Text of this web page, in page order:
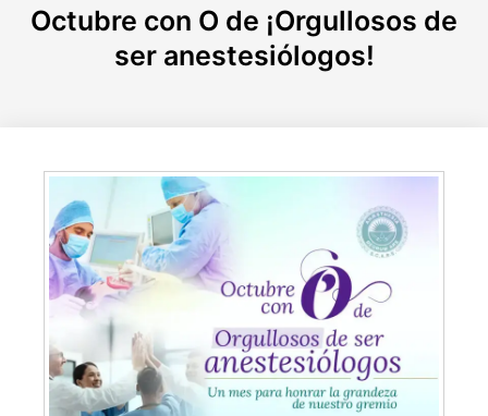
Octubre con O de ¡Orgullosos de
ser anestesiólogos!